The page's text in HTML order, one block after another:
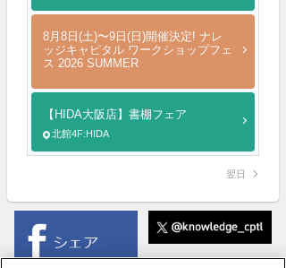
8月8日(土)〜9日(日)開催決定! ナレ
ッジキャピタル ワークショップフェ
ス 2026 SUMMER
【HIDA大阪店】書棚フェア
北館4F:HIDA
翌日